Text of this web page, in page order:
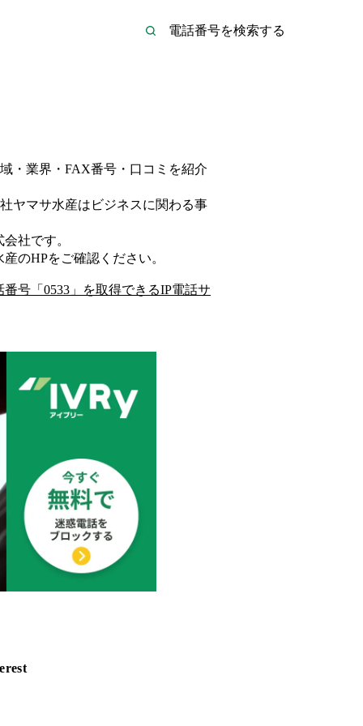
・業界・FAX番号・口コミを紹介
ヤマサ水産は ビジネスに関わる事
会社です。
産のHPをご確認ください。
号「 0533 」を取得できるIP電話サ